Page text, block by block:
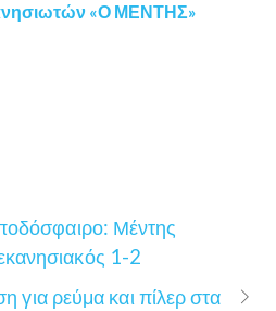
«Ο ΜΕΝΤΗΣ»
Μέντης
1-2
για ρεύμα και πίλερ στα